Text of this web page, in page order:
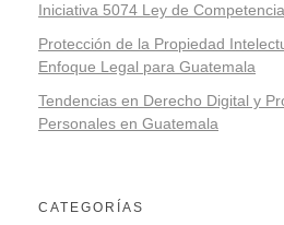
Iniciativa 5074 Ley de Competencia
Protección de la Propiedad
Enfoque Legal para Guatemala
Tendencias en Derecho Digital y
Personales en Guatemala
CATEGORÍAS